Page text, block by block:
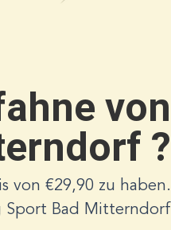
von
?
von €29,90 zu haben.
Sport Bad Mitterndorf